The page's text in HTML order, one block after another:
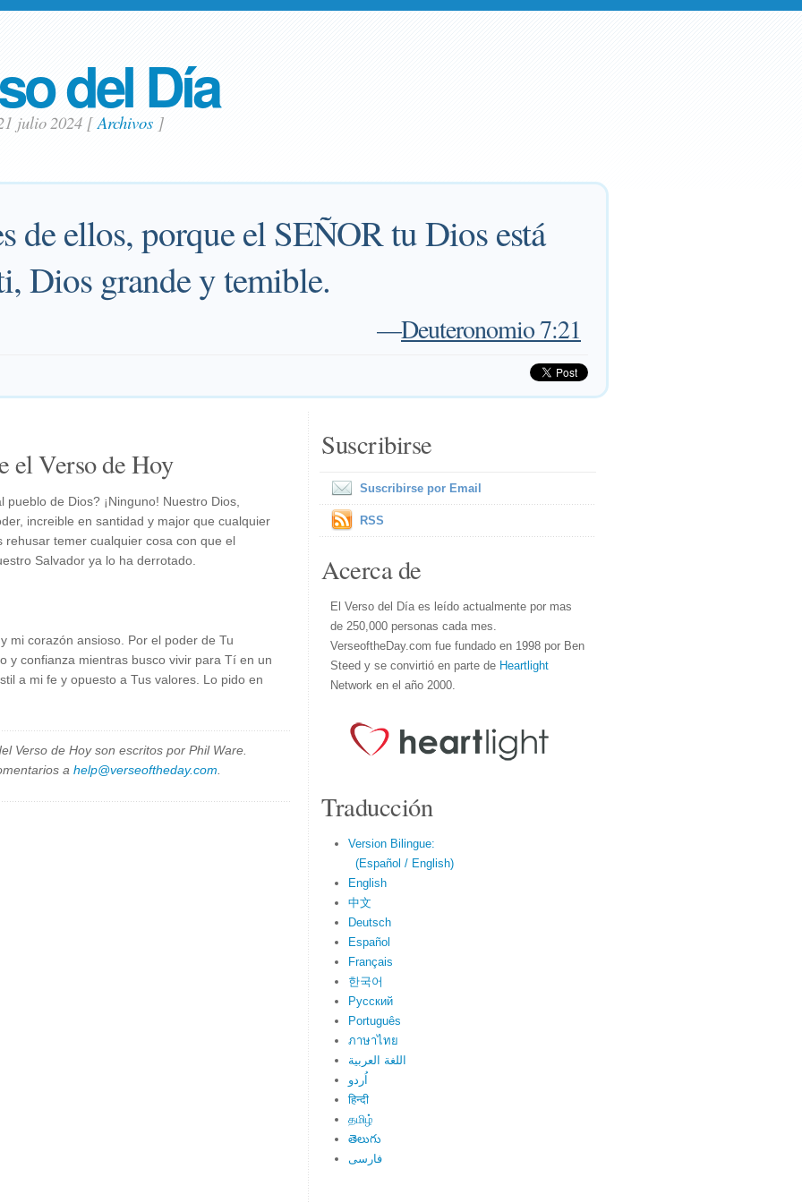
del Día
julio 2024 [Archivos]
de ellos, porque el SEÑOR tu Dios está
Dios grande y temible.
—Deuteronomio 7:21
el Verso de Hoy
de Dios? ¡Ninguno! Nuestro Dios,
increible en santidad y major que cualquier
temer cualquier cosa con que el
Salvador ya lo ha derrotado.
mi corazón ansioso. Por el poder de Tu
y confianza mientras busco vivir para Tí en un
a mi fe y opuesto a Tus valores. Lo pido en
Verso de Hoy son escritos por Phil Ware.
a help@verseoftheday.com
Suscribirse
Suscribirse por Email
RSS
Acerca de
El Verso del Día es leído actualmente por mas
de 250,000 personas cada mes.
VerseoftheDay.com fue fundado en 1998 por Ben
Steed y se convirtió en parte de Heartlight
Network en el año 2000.
Traducción
Version Bilingue:
(Español / English)
English
中文
Deutsch
Español
Français
한국어
Русский
Português
ภาษาไทย
اللغة العربية
اُردو
हिन्दी
தமிழ்
తెలుగు
فارسی